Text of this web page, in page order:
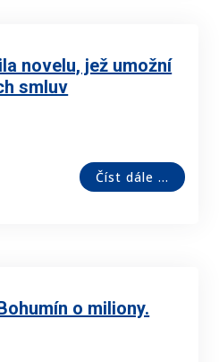
novelu, jež umožní
smluv
Číst dále ...
o miliony.